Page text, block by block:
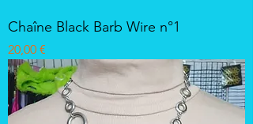
Chaîne Black Barb Wire n°1
Prix
20,00 €